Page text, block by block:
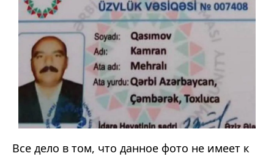
Все дело в том, что данное фото не имеет к